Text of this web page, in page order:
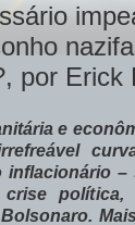
por Erick
e
inflacionário –
crise